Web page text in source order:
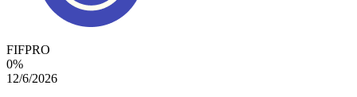
FIFPRO
0%
12/6/2026